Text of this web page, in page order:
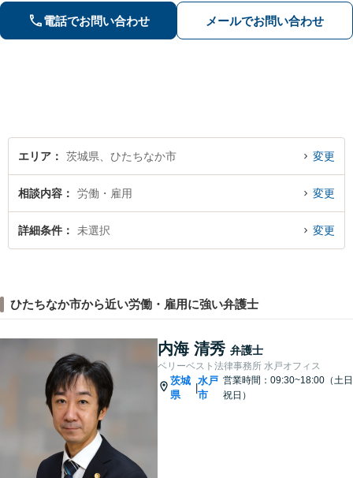
かした相続関連業務／交通事故などに
幅広く対応します【初回相談無料】
電話でお問い合わせ メールでお問い合わせ
エリア 茨城県、ひたちなか市 変更
相談内容 労働・雇用 変更
詳細条件 未選択 変更
ひたちなか市から近い労働・雇用に強い弁護士
内海 清秀 弁護士
ベリーベスト法律事務所 水戸オフィス
茨城
県
|
水戸
市
営業時間：09:30~18:00（土日
祝日）